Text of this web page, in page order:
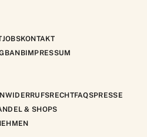
JOBSKONTAKT
ANBIMPRESSUM
WIDERRUFSRECHTFAQSPRESSE
& SHOPS